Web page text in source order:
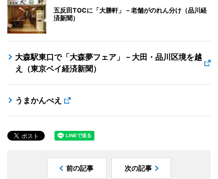
五反田TOCに「大勝軒」－老舗がのれん分け（品川経
済新聞）
大森駅東口で「大森夢フェア」－大田・品川区境を越
え（東京ベイ経済新聞）
うまかんべえ
前の記事 次の記事